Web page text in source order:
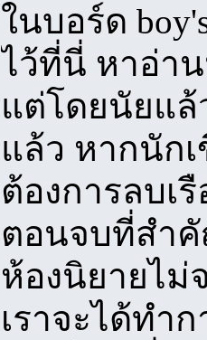
ในบอร์ด
ไว้ที่นี่ หาอ่า
แต่โดยนัยแล้
แล้ว หากนัก
ต้องการลบเ
ตอนจบที่สำคั
ห้องนิยายไม่
เราจะได้ทำ